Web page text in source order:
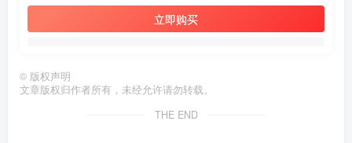
立即购买
© 版权声明
文章版权归作者所有，未经允许请勿转载。
THE END